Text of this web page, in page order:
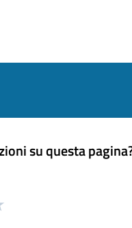
su questa